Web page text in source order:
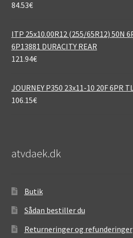
84.53€
ITP 25x10.00R12 (255/65R12) 50N
6P13881 DURACITY REAR
121.94€
JOURNEY P350 23x11-10 20F 6PR
106.15€
atvdaek.dk
Butik
Sådan bestiller du
Returneringer og refunderinger